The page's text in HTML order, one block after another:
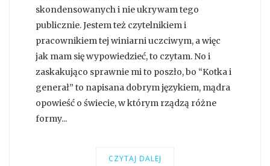
skondensowanych i nie ukrywam tego
publicznie. Jestem też czytelnikiem i
pracownikiem tej winiarni uczciwym, a więc
jak mam się wypowiedzieć, to czytam. No i
zaskakująco sprawnie mi to poszło, bo “Kotka i
generał” to napisana dobrym językiem, mądra
opowieść o świecie, w którym rządzą różne
formy...
CZYTAJ DALEJ